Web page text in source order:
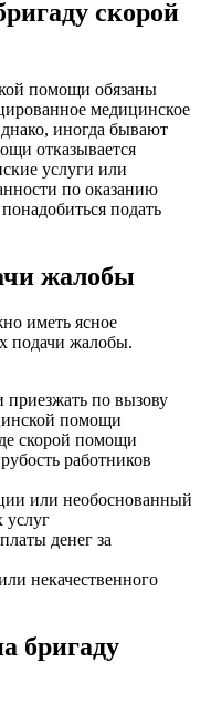
скорой
помощи обязаны
медицинское
иногда бывают
отказывается
услуги или
по оказанию
подать
жалобы
иметь ясное
подачи жалобы.
по вызову
помощи
скорой помощи
работников
или необоснованный
услуг
денег за
некачественного
бригаду